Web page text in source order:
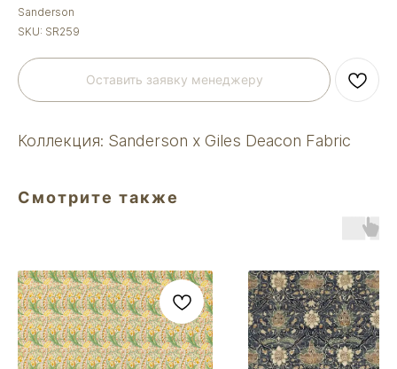
Sanderson
SKU: SR259
Оставить заявку менеджеру
Коллекция: Sanderson x Giles Deacon Fabric
Смотрите также